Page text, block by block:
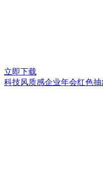
立即下载
科技风质感企业年会红色